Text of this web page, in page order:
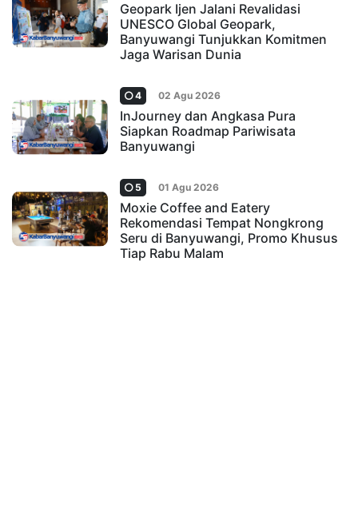
Geopark Ijen Jalani Revalidasi
UNESCO Global Geopark,
Banyuwangi Tunjukkan Komitmen
Jaga Warisan Dunia
4 02 Agu 2026
InJourney dan Angkasa Pura
Siapkan Roadmap Pariwisata
Banyuwangi
5 01 Agu 2026
Moxie Coffee and Eatery
Rekomendasi Tempat Nongkrong
Seru di Banyuwangi, Promo Khusus
Tiap Rabu Malam